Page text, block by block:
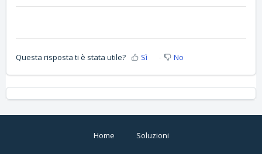
Questa risposta ti è stata utile? Sì No
Home Soluzioni